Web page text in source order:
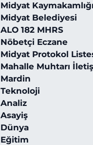
Midyat Kaymakamlığı
Midyat Belediyesi
ALO 182 MHRS
Nöbetçi Eczane
Midyat Protokol
Mahalle Muhtarı
Mardin
Teknoloji
Analiz
Asayiş
Dünya
Eğitim